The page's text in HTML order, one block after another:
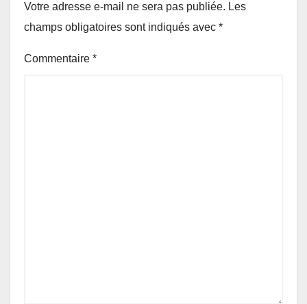
Votre adresse e-mail ne sera pas publiée. Les
champs obligatoires sont indiqués avec *
Commentaire *